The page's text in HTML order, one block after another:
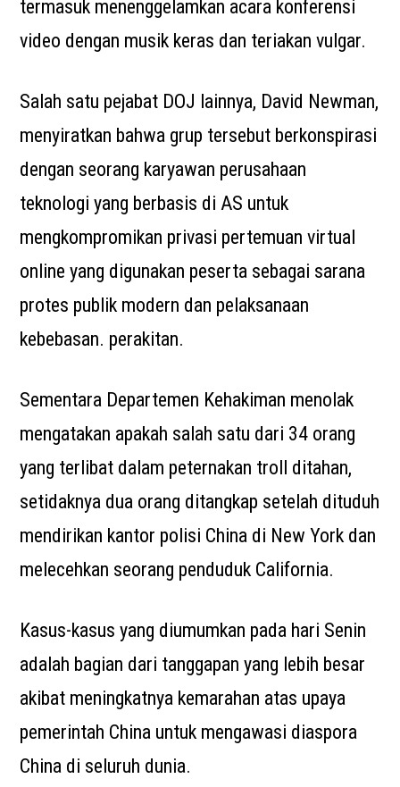
termasuk menenggelamkan acara konferensi
video dengan musik keras dan teriakan vulgar.
Salah satu pejabat DOJ lainnya, David Newman,
menyiratkan bahwa grup tersebut berkonspirasi
dengan seorang karyawan perusahaan
teknologi yang berbasis di AS untuk
mengkompromikan privasi pertemuan virtual
online yang digunakan peserta sebagai sarana
protes publik modern dan pelaksanaan
kebebasan. perakitan.
Sementara Departemen Kehakiman menolak
mengatakan apakah salah satu dari 34 orang
yang terlibat dalam peternakan troll ditahan,
setidaknya dua orang ditangkap setelah dituduh
mendirikan kantor polisi China di New York dan
melecehkan seorang penduduk California.
Kasus-kasus yang diumumkan pada hari Senin
adalah bagian dari tanggapan yang lebih besar
akibat meningkatnya kemarahan atas upaya
pemerintah China untuk mengawasi diaspora
China di seluruh dunia.